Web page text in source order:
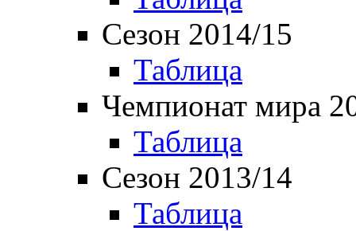
Сезон 2014/15
Таблица
Чемпионат мира
Таблица
Сезон 2013/14
Таблица